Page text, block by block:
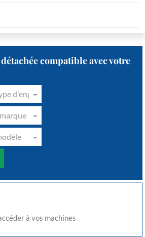
compatible avec votre
d'engin
à vos machines